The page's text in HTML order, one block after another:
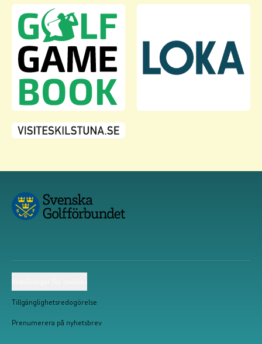
Tillgänglighetsredogörelse
Prenumerera på nyhetsbrev